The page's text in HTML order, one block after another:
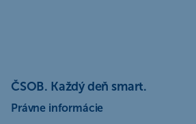
ČSOB. Každý deň smart.
Právne informácie